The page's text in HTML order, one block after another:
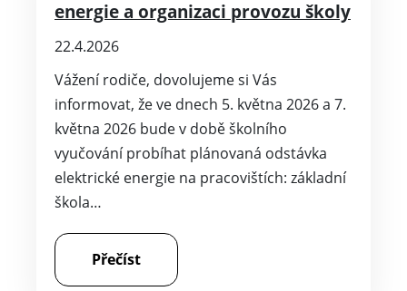
energie a organizaci provozu školy
22.4.2026
Vážení rodiče, dovolujeme si Vás
informovat, že ve dnech 5. května 2026 a 7.
května 2026 bude v době školního
vyučování probíhat plánovaná odstávka
elektrické energie na pracovištích: základní
škola…
Přečíst